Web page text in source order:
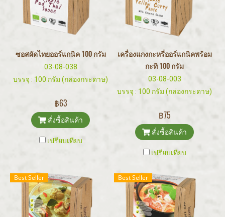
ซอสผัดไทยออร์แกนิค 100 กรัม
03-08-038
บรรจุ : 100 กรัม (กล่องกระดาษ)
฿63
สั่งซื้อสินค้า
เปรียบเทียบ
เครื่องแกงกะหรี่ออร์แกนิคพร้อม
กะทิ 100 กรัม
03-08-003
บรรจุ : 100 กรัม (กล่องกระดาษ)
฿75
สั่งซื้อสินค้า
เปรียบเทียบ
Best Seller Best Seller